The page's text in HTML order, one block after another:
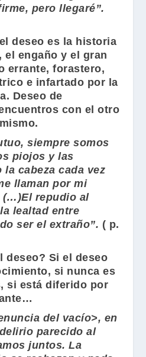
pero llegaré”.
deseo es la historia
el engaño y el gran
errante, forastero,
e infartado por la
Deseo de
con el otro
siempre somos
piojos y las
cabeza cada vez
llaman por mi
(…)El repudio al
lealtad entre
ser el extraño”. ( p.
deseo? Si el deseo
si nunca es
si está diferido por
del vacío>, en
parecido al
juntos. La